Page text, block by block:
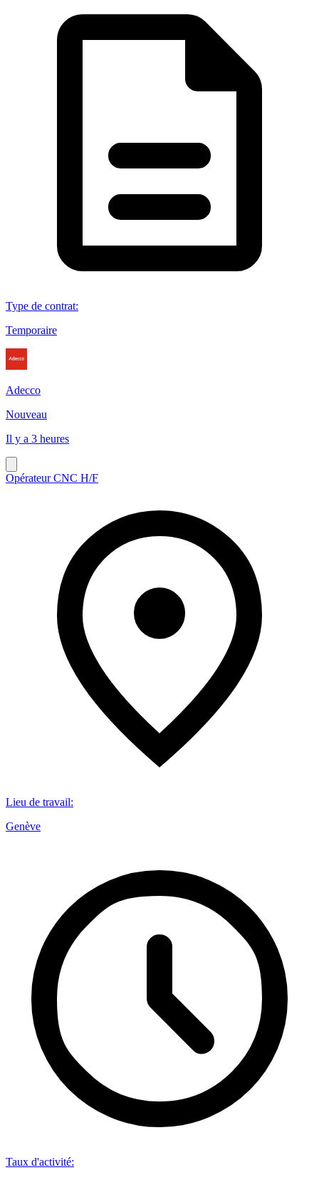
Type de contrat:
Temporaire
Adecco
Nouveau
Il y a 3 heures
Opérateur CNC H/F
Lieu de travail:
Genève
Taux d'activité: